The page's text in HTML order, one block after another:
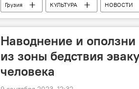
Грузия КУЛЬТУРА НОВОСТИ
Джузеппе Верди
Захарий Палиашвили
Наводнение и оползни
из зоны бедствия
человека